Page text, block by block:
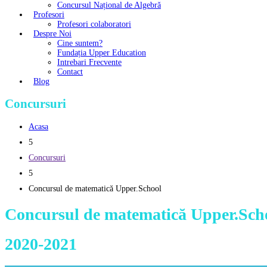
Concursul Național de Algebră
Profesori
Profesori colaboratori
Despre Noi
Cine suntem?
Fundația Upper Education
Intrebari Frecvente
Contact
Blog
Concursuri
Acasa
5
Concursuri
5
Concursul de matematică Upper.School
Concursul de matematică
2020-2021